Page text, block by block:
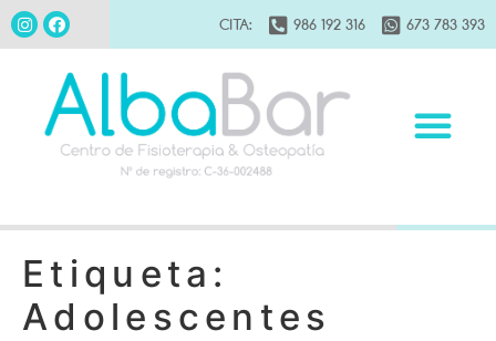
CITA: 986 192 316 673 783 393
Etiqueta:
Adolescentes